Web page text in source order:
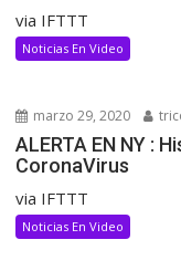
via IFTTT
Noticias En Video
marzo 29, 2020
ALERTA EN NY :
CoronaVirus
via IFTTT
Noticias En Video